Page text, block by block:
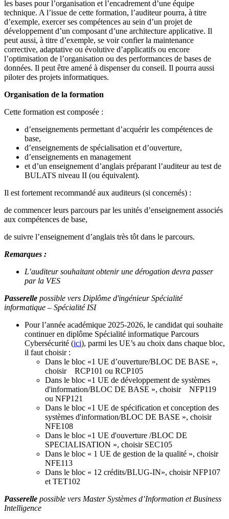
les bases pour l’organisation et l’encadrement d’une équipe
technique. A l’issue de cette formation, l’auditeur pourra, à titre
d’exemple, exercer ses compétences au sein d’un projet de
développement d’un composant d’une architecture applicative. Il
peut aussi, à titre d’exemple, se voir confier la maintenance
corrective, adaptative ou évolutive d’applicatifs ou encore
l’optimisation de l’organisation ou des performances de bases de
données. Il peut être amené à dispenser du conseil. Il pourra aussi
piloter des projets informatiques.
Organisation de la formation
Cette formation est composée :
d’enseignements permettant d’acquérir les compétences de
base,
d’enseignements de spécialisation et d’ouverture,
d’enseignements en management
et d’un enseignement d’anglais préparant l’auditeur au test de
BULATS niveau II (ou équivalent).
Il est fortement recommandé aux auditeurs (si concernés) :
de commencer leurs parcours par les unités d’enseignement associés
aux compétences de base,
de suivre l’enseignement d’anglais très tôt dans le parcours.
Remarques :
L’auditeur souhaitant obtenir une dérogation devra passer
par la VES
Passerelle possible vers Diplôme d'ingénieur Spécialité
informatique – Spécialité ISI
Pour l’année académique 2025-2026, le candidat qui souhaite
continuer en diplôme Spécialité informatique Parcours
Cybersécurité (ici), parmi les UE’s au choix dans chaque bloc,
il faut choisir :
Dans le bloc «1 UE d’ouverture/BLOC DE BASE »,
choisir RCP101 ou RCP105
Dans le bloc «1 UE de développement de systèmes
d'information/BLOC DE BASE », choisir NFP119
ou NFP121
Dans le bloc «1 UE de spécification et conception des
systèmes d'information/BLOC DE BASE », choisir
NFE108
Dans le bloc «1 UE d'ouverture /BLOC DE
SPECIALISATION », choisir SEC105
Dans le bloc « 1 UE de gestion de la qualité », choisir
NFE113
Dans le bloc « 12 crédits/BLUG-IN», choisir NFP107
et TET102
Passerelle possible vers Master Systèmes d’Information et Business
Intelligence